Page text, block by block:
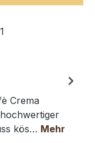
Crema
kös… Mehr